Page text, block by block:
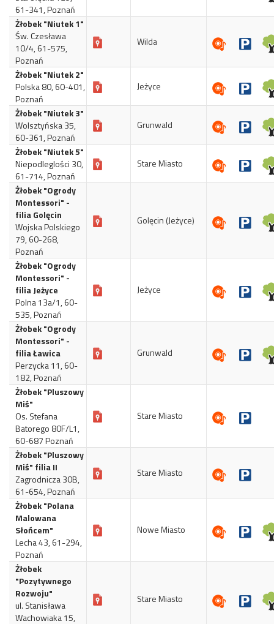
61-341, Poznań
Żłobek "Niutek 1"
Św. Czesława
10/4, 61-575,
Poznań
Wilda
Żłobek "Niutek 2"
Polska 80, 60-401,
Poznań
Jeżyce
Żłobek "Niutek 3"
Wolsztyńska 35,
60-361, Poznań
Grunwald
Żłobek "Niutek 5"
Niepodleglości 30,
61-714, Poznań
Stare Miasto
Żłobek "Ogrody
Montessori" -
filia Golęcin
Wojska Polskiego
79, 60-268,
Poznań
Golęcin (Jeżyce)
Żłobek "Ogrody
Montessori" -
filia Jeżyce
Polna 13a/1, 60-
535, Poznań
Jeżyce
Żłobek "Ogrody
Montessori" -
filia Ławica
Perzycka 11, 60-
182, Poznań
Grunwald
Żłobek "Pluszowy
Miś"
Os. Stefana
Batorego 80F/L1,
60-687 Poznań
Stare Miasto
Żłobek "Pluszowy
Miś" filia II
Zagrodnicza 30B,
61-654, Poznań
Stare Miasto
Żłobek "Polana
Malowana
Słońcem"
Lecha 43, 61-294,
Poznań
Nowe Miasto
Żłobek
"Pozytywnego
Rozwoju"
ul. Stanisława
Wachowiaka 15,
Stare Miasto